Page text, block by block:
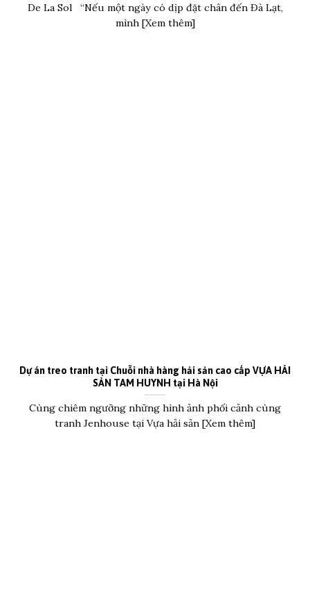
De La Sol “Nếu một ngày có dịp đặt chân đến Đà Lạt,
mình [Xem thêm]
Dự án treo tranh tại Chuỗi nhà hàng hải sản cao cấp VỰA HẢI
SẢN TAM HUYNH tại Hà Nội
Cùng chiêm ngưỡng những hình ảnh phối cảnh cùng
tranh Jenhouse tại Vựa hải sản [Xem thêm]